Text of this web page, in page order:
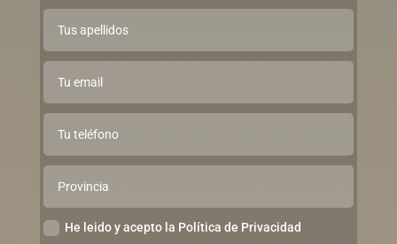
He leido y acepto la Política de Privacidad